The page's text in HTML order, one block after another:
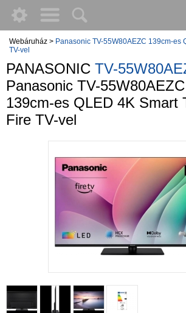
Webáruház > Panasonic TV-55W80AEZC 139cm-es
TV-vel
PANASONIC TV-
Panasonic TV-55W80AEZC
139cm-es QLED 4K Smart
Fire TV-vel